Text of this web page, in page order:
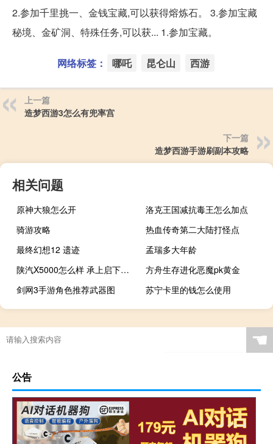
2.参加千里挑一、金钱宝藏,可以获得熔炼石。 3.参加宝藏
秘境、金矿洞、特殊任务,可以获... 1.参加宝藏。
网络标签： 哪吒 昆仑山 西游
上一篇
造梦西游3怎么有兜率宫
下一篇
造梦西游手游刷副本攻略
相关问题
原神大狼怎么开
洛克王国减抗毒王怎么加点
骑游攻略
热血传奇第二大陆打怪点
最终幻想12 遗迹
孟瑞多大年龄
陕汽X5000怎么样 承上启下陕汽X5000只为标载而生
方舟生存进化恶魔pk黄金
剑网3手游角色推荐武器图
苏宁卡里的钱怎么使用
☚
公告